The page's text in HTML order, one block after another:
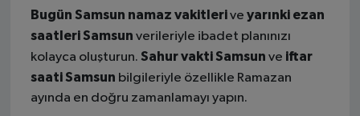
Bugün Samsun namaz vakitleriveyarınki ezan
saatleri Samsun verileriyle ibadet planınızı
kolayca oluşturun. Sahur vakti Samsun ve iftar
saati Samsun bilgileriyle özellikle Ramazan
ayında en doğru zamanlamayı yapın.